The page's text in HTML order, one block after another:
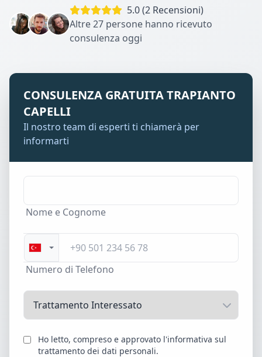
5.0 (2 Recensioni)
Altre 27 persone hanno ricevuto
consulenza oggi
CONSULENZA GRATUITA TRAPIANTO
CAPELLI
Il nostro team di esperti ti chiamerà per
informarti
Nome e Cognome
Numero di Telefono
Ho letto, compreso e approvato l'informativa sul
trattamento dei dati personali.